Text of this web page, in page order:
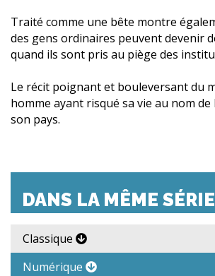
Traité comme une bête montre
des gens ordinaires peuvent devenir
quand ils sont pris au piège des
Le récit poignant et bouleversant du
homme ayant risqué sa vie au nom de
son pays.
DANS LA MÊME SÉRIE
Classique
Numérique